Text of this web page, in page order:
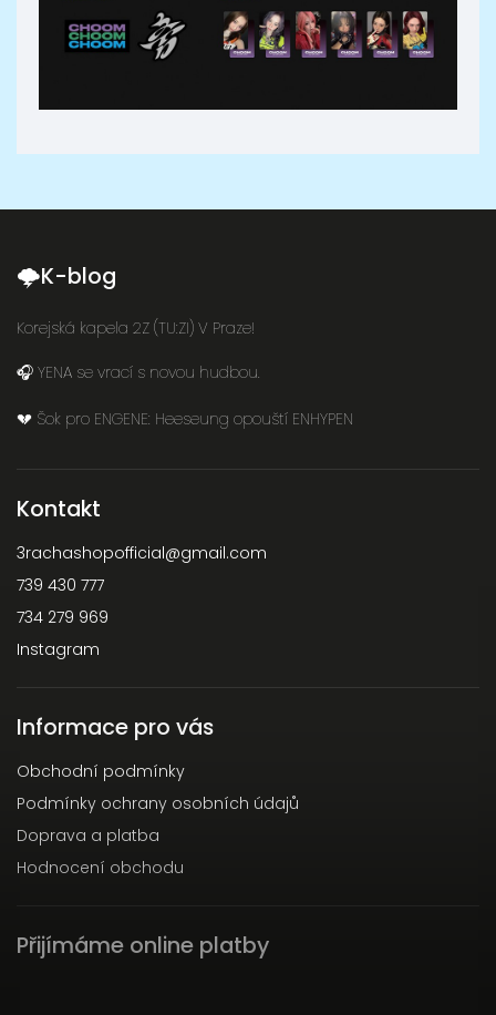
🌩K-blog
Korejská kapela 2Z (TU:ZI) V Praze!
🎧 YENA se vrací s novou hudbou.
💔 Šok pro ENGENE: Heeseung opouští ENHYPEN
Kontakt
3rachashopofficial@gmail.com
739 430 777
734 279 969
Instagram
Informace pro vás
Obchodní podmínky
Podmínky ochrany osobních údajů
Doprava a platba
Hodnocení obchodu
Přijímáme online platby